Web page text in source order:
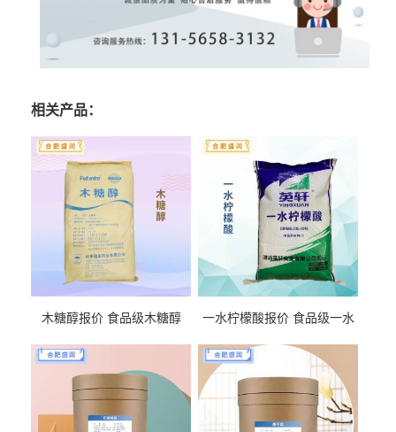
相关产品：
木糖醇报价 食品级木糖醇
一水柠檬酸报价 食品级一水